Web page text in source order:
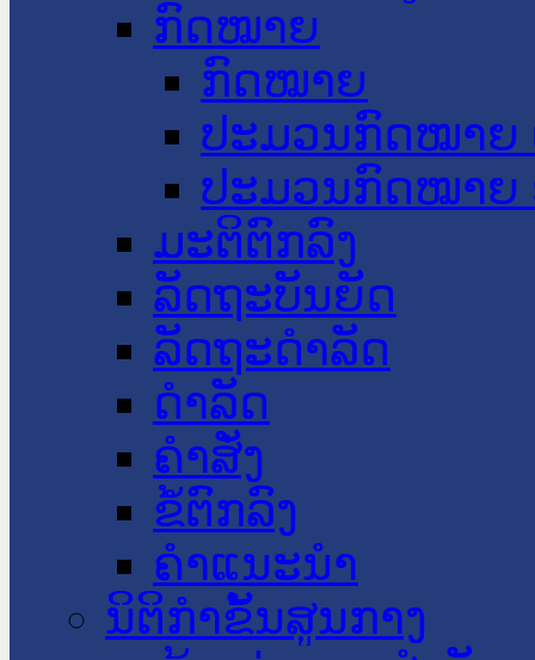
ກົດໝາຍ
ກົດໝາຍ
ປະມວນກົດໝາຍ
ປະມວນກົດໝາຍ
ມະຕິຕົກລົງ
ລັດຖະບັນຍັດ
ລັດຖະດໍາລັດ
ດໍາລັດ
ຄໍາສັ່ງ
ຂໍ້ຕົກລົງ
ຄໍາແນະນໍາ
ນິຕິກຳຂັ້ນສູນກາງ